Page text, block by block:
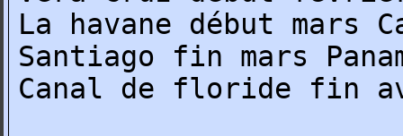
La havane début mars
Santiago fin mars
Canal de floride fin